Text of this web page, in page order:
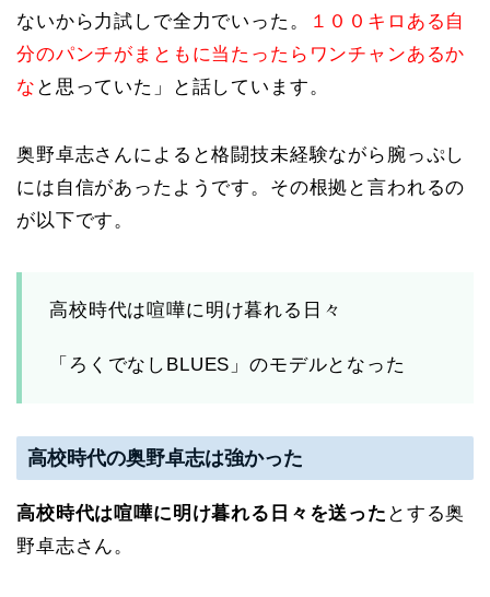
ないから力試しで全力でいった。
１００キロある自
分のパンチがまともに当たったらワンチャンあるか
な と思っていた」と話しています。
奥野卓志さんによると格闘技未経験ながら腕っぷし
には自信があったようです。その根拠と言われるの
が以下です。
高校時代は喧嘩に明け暮れる日々
「ろくでなしBLUES」のモデルとなった
高校時代の奥野卓志は強かった
高校時代は喧嘩に明け暮れる日々を送った とする奥
野卓志さん。